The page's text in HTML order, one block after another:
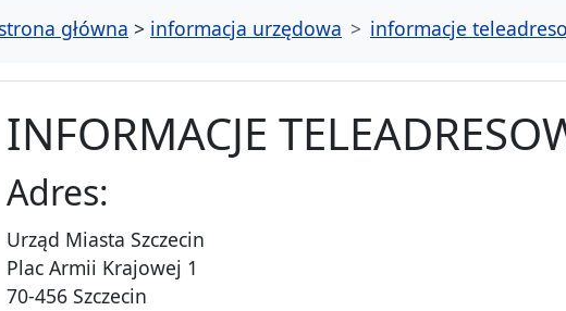
strona główna > informacja urzędowa informacje
INFORMACJE
Adres:
Urząd Miasta Szczecin
Plac Armii Krajowej 1
70-456 Szczecin